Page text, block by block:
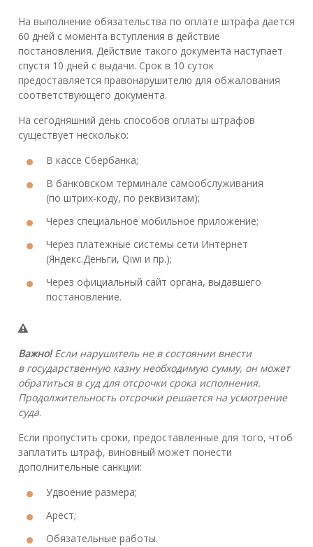
На выполнение обязательства по оплате штрафа дается
60 дней с момента вступления в действие
постановления. Действие такого документа наступает
спустя 10 дней с выдачи. Срок в 10 суток
предоставляется правонарушителю для обжалования
соответствующего документа.
На сегодняшний день способов оплаты штрафов
существует несколько:
В кассе Сбербанка;
В банковском терминале самообслуживания
(по штрих-коду, по реквизитам);
Через специальное мобильное приложение;
Через платежные системы сети Интернет
(Яндекс.Деньги, Qiwi и пр.);
Через официальный сайт органа, выдавшего
постановление.
Важно!Если нарушитель не в состоянии внести
в государственную казну необходимую сумму, он может
обратиться в суд для отсрочки срока исполнения.
Продолжительность отсрочки решается на усмотрение
суда.
Если пропустить сроки, предоставленные для того, чтоб
заплатить штраф, виновный может понести
дополнительные санкции:
Удвоение размера;
Арест;
Обязательные работы.